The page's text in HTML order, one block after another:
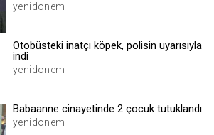
.web.tv
İsimsiz ziyaretçi için site içeriği
yenidonem
Otobüsteki inatçı köpek, polisin uyarısıyla
indi
yenidonem
Babaanne cinayetinde 2 çocuk tutuklandı
yenidonem